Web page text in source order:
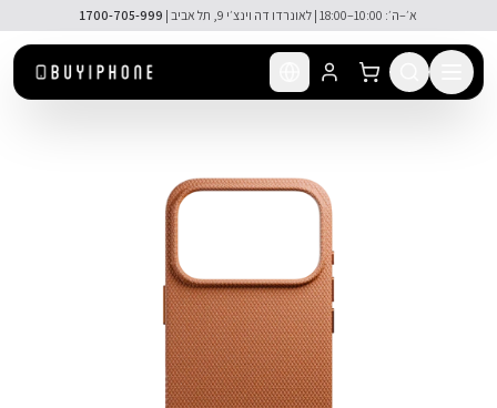
דלג לתוכן הראשי 🚚 משלוח מהיר חינם מעל ₪300